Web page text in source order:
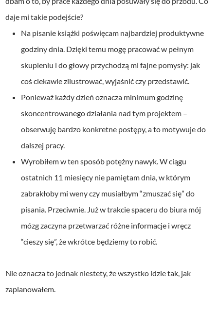
daje mi takie podejście?
Na pisanie książki poświęcam najbardziej produktywne
godziny dnia. Dzięki temu mogę pracować w pełnym
skupieniu i do głowy przychodzą mi fajne pomysły: jak
coś ciekawie zilustrować, wyjaśnić czy przedstawić.
Ponieważ każdy dzień oznacza minimum godzinę
skoncentrowanego działania nad tym projektem –
obserwuję bardzo konkretne postępy, a to motywuje do
dalszej pracy.
Wyrobiłem w ten sposób potężny nawyk. W ciągu
ostatnich 11 miesięcy nie pamiętam dnia, w którym
zabrakłoby mi weny czy musiałbym “zmuszać się” do
pisania. Przeciwnie. Już w trakcie spaceru do biura mój
mózg zaczyna przetwarzać różne informacje i wręcz
“cieszy się”, że wkrótce będziemy to robić.
Nie oznacza to jednak niestety, że wszystko idzie tak, jak
zaplanowałem.